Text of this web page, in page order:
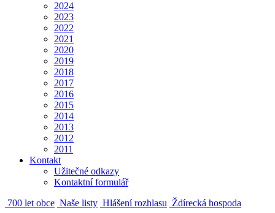
2024
2023
2022
2021
2020
2019
2018
2017
2016
2015
2014
2013
2012
2011
Kontakt
Užitečné odkazy
Kontaktní formulář
700 let obce Naše listy Hlášení rozhlasu Ždírecká hospoda